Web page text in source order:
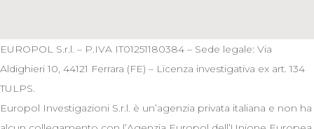
EUROPOL S.r.l. – P.IVA IT01251180384 – Sede legale: Via
Aldighieri 10, 44121 Ferrara (FE) – Licenza investigativa ex art. 134
TULPS.
Europol Investigazioni S.r.l. è un’agenzia privata italiana e non ha